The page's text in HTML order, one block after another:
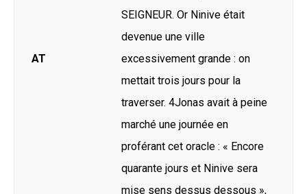
AT
SEIGNEUR. Or Ninive était
devenue une ville
excessivement grande : on
mettait trois jours pour la
traverser. 4Jonas avait à peine
marché une journée en
proférant cet oracle : « Encore
quarante jours et Ninive sera
mise sens dessus dessous »,